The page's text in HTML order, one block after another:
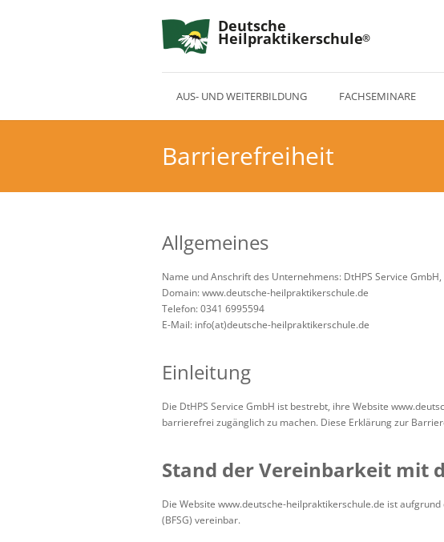
Deutsche
Heilpraktikerschule
AUS- UND WEITERBILDUNG FACHSEMINARE
Barrierefreiheit
Allgemeines
Name und Anschrift des Unternehmens: DtHPS Service
Domain: www.deutsche-heilpraktikerschule.de
Telefon: 0341 6995594
E-Mail: info(at)deutsche-heilpraktikerschule.de
Einleitung
Die DtHPS Service GmbH ist bestrebt, ihre Website
barrierefrei zugänglich zu machen. Diese Erklärung zur
Stand der Vereinbarkeit mit
Die Website www.deutsche-heilpraktikerschule.de ist
(BFSG) vereinbar.